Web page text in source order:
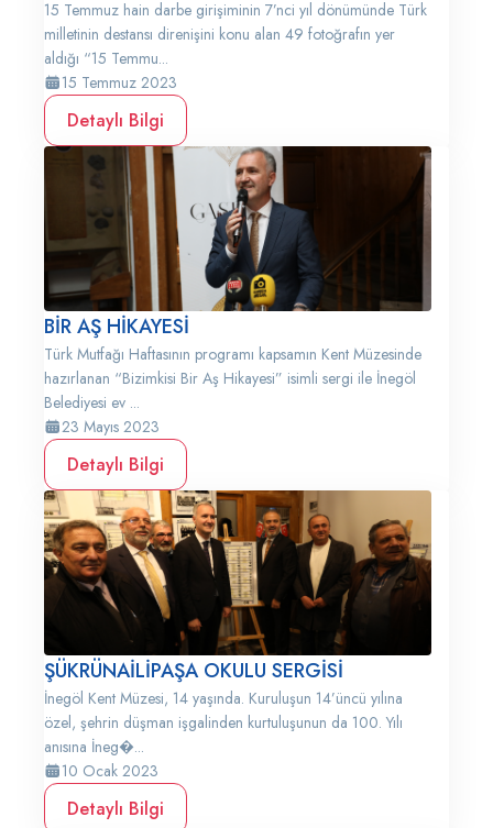
15 Temmuz hain darbe girişiminin 7’nci yıl dönümünde Türk
milletinin destansı direnişini konu alan 49 fotoğrafın yer
aldığı “15 Temmu...
15 Temmuz 2023
Detaylı Bilgi
BİR AŞ HİKAYESİ
Türk Mutfağı Haftasının programı kapsamın Kent Müzesinde
hazırlanan “Bizimkisi Bir Aş Hikayesi” isimli sergi ile İnegöl
Belediyesi ev ...
23 Mayıs 2023
Detaylı Bilgi
ŞÜKRÜNAİLİPAŞA OKULU SERGİSİ
İnegöl Kent Müzesi, 14 yaşında. Kuruluşun 14’üncü yılına
özel, şehrin düşman işgalinden kurtuluşunun da 100. Yılı
anısına İneg�...
10 Ocak 2023
Detaylı Bilgi